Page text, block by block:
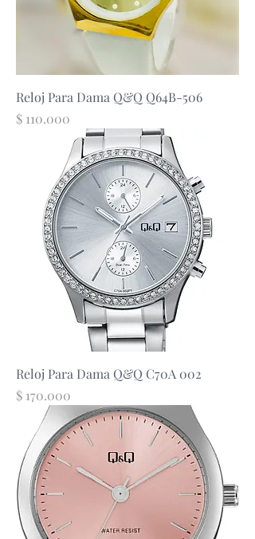
Reloj Para Dama Q&Q Q64B-506
Precio
$ 110.000
Reloj Para Dama Q&Q C70A 002
Precio
$ 170.000